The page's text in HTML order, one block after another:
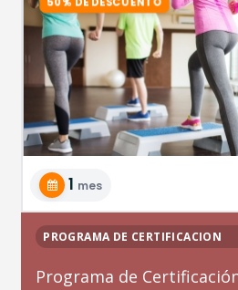
1 mes
PROGRAMA DE CERTIFICACION
Programa de